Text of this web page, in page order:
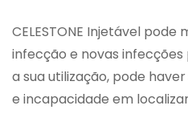
CELESTONE Injetável
infecção e novas
a sua utilização, pode
e incapacidade em